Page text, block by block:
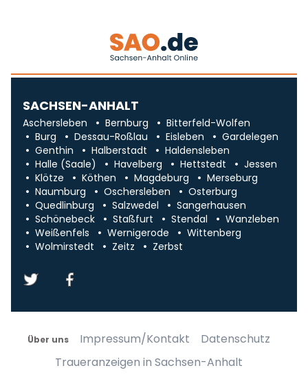
SACHSEN-ANHALT
Aschersleben Bernburg
Bitterfeld-Wolfen
Burg
Dessau-Roßlau Eisleben
Gardelegen
Genthin
Halberstadt
Haldensleben
Halle (Saale)
Havelberg Hettstedt
Jessen
Klötze
Köthen Magdeburg
Merseburg
Naumburg
Oschersleben
Osterburg
Quedlinburg
Salzwedel
Sangerhausen
Schönebeck
Staßfurt Stendal
Wanzleben
Weißenfels
Wernigerode
Wittenberg
Wolmirstedt
Zeitz Zerbst
Über uns Impressum/Kontakt
Datenschutz
Traueranzeigen in Sachsen-Anhalt